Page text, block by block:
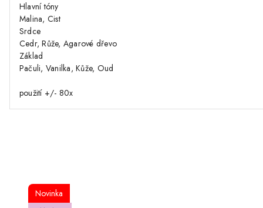
Hlavní tóny
Malina, Cist
Srdce
Cedr, Růže, Agarové dřevo
Základ
Pačuli, Vanilka, Kůže, Oud
použití +/- 80x
Novinka